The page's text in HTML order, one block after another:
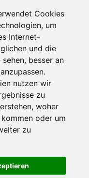
Cookies
um
Internet-
und die
besser an
nutzen wir
zu
woher
oder um
zu
Rückgabe
innerhalb von 90 Tagen
Baum! Mehr lesen